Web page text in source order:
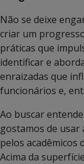
Não se deixe
criar um
práticas que
identificar e
enraizadas que
funcionários e,
Ao buscar
gostamos de usar
pelos acadêmicos
Acima da